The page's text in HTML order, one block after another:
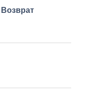
Возврат